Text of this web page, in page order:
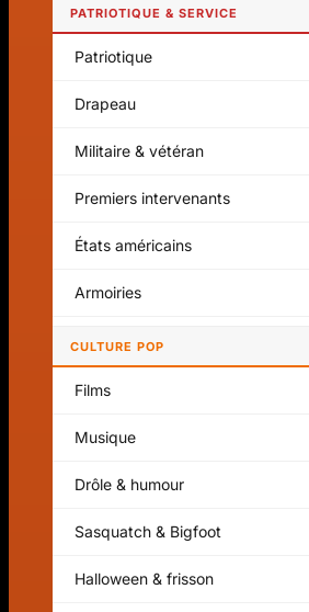
PATRIOTIQUE & SERVICE
Patriotique
Drapeau
Militaire & vétéran
Premiers intervenants
États américains
Armoiries
CULTURE POP
Films
Musique
Drôle & humour
Sasquatch & Bigfoot
Halloween & frisson